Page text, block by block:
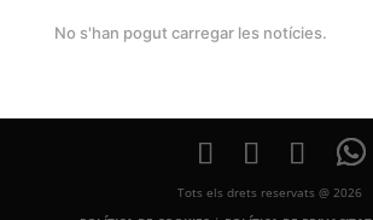
No s'han pogut carregar les notícies.
Tots els drets reservats @ 2026